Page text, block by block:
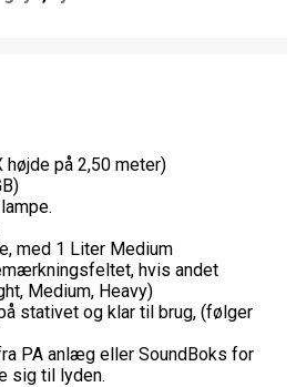
på 2,50 meter)
med 1 Liter Medium
hvis andet
Medium, Heavy)
stativet og klar til brug, (følger
PA anlæg eller SoundBoks for
sig til lyden.